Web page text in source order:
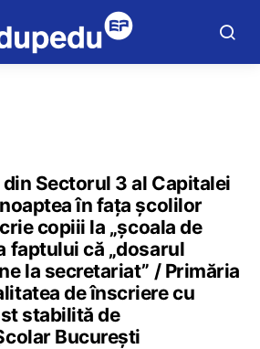
Sectorul 3 al Capitalei
în faţa şcolilor
copiii la „școala de
faptului că „dosarul
la secretariat” / Primăria
de înscriere cu
stabilită de
București